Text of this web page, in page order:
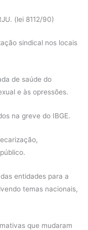
(lei 8112/90)
sindical nos locais
de saúde do
e às opressões.
na greve do IBGE.
entidades para a
temas nacionais,
que mudaram